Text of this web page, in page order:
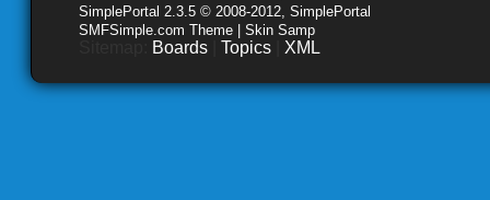
SimplePortal 2.3.5 © 2008-2012, SimplePortal
SMFSimple.com Theme | Skin Samp
Boards Topics XML